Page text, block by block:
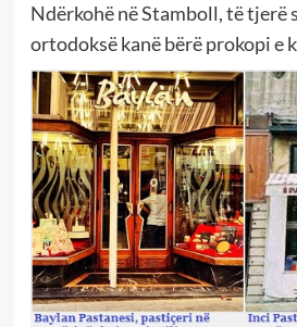
Ndërkohë nëStamboll, të tjerë
ortodoksë kanë bërë prokopi e